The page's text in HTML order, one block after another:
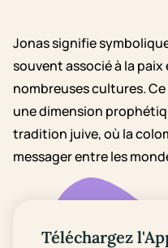
Jonas signifie
souvent associé à la
nombreuses cultures.
une dimension
tradition juive, où la
messager entre les
Téléchargez